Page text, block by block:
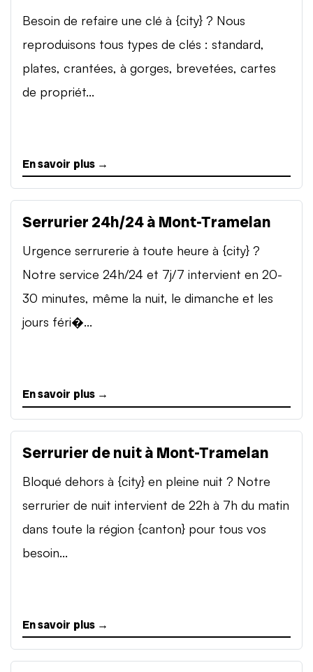
Besoin de refaire une clé à {city} ? Nous
reproduisons tous types de clés : standard,
plates, crantées, à gorges, brevetées, cartes
de propriét...
En savoir plus →
Serrurier 24h/24 à Mont-Tramelan
Urgence serrurerie à toute heure à {city} ?
Notre service 24h/24 et 7j/7 intervient en 20-
30 minutes, même la nuit, le dimanche et les
jours féri�...
En savoir plus →
Serrurier de nuit à Mont-Tramelan
Bloqué dehors à {city} en pleine nuit ? Notre
serrurier de nuit intervient de 22h à 7h du matin
dans toute la région {canton} pour tous vos
besoin...
En savoir plus →